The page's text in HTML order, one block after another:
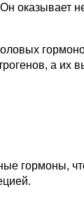
а их
гормоны,